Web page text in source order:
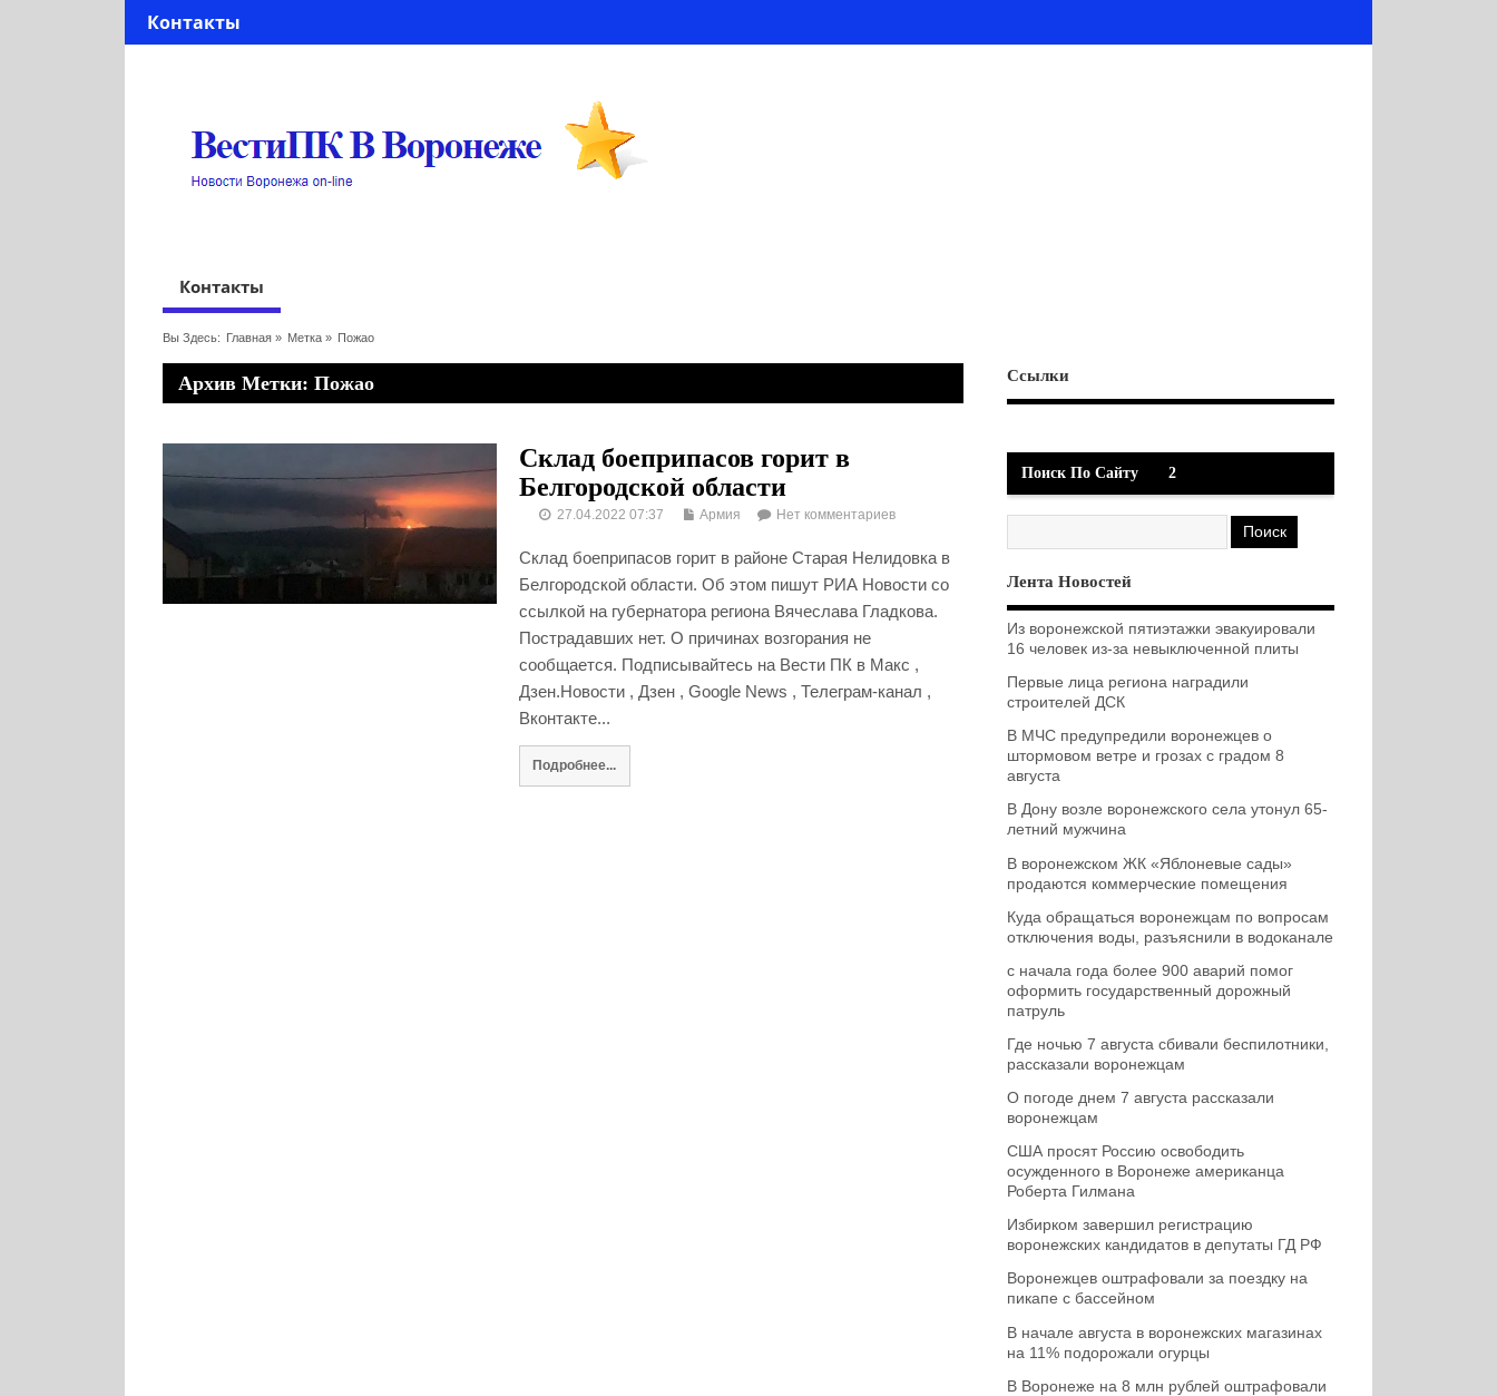
Контакты
Контакты
Вы Здесь: Главная» Метка » Пожао
Архив Метки: Пожао
Склад боеприпасов горит в
Белгородской области
27.04.2022 07:37 Армия Нет комментариев
Склад боеприпасов горит в районе Старая Нелидовка в
Белгородской области. Об этом пишут РИА Новости со
ссылкой на губернатора региона Вячеслава Гладкова.
Пострадавших нет. О причинах возгорания не
сообщается. Подписывайтесь на Вести ПК в Макс ,
Дзен.Новости , Дзен , Google News , Телеграм-канал ,
Вконтакте...
Подробнее...
Ссылки
Поиск По Сайту 2
Лента Новостей
Из воронежской пятиэтажки эвакуировали
16 человек из-за невыключенной плиты
Первые лица региона наградили
строителей ДСК
В МЧС предупредили воронежцев о
штормовом ветре и грозах с градом 8
августа
В Дону возле воронежского села утонул 65-
летний мужчина
В воронежском ЖК «Яблоневые сады»
продаются коммерческие помещения
Куда обращаться воронежцам по вопросам
отключения воды, разъяснили в водоканале
с начала года более 900 аварий помог
оформить государственный дорожный
патруль
Где ночью 7 августа сбивали беспилотники,
рассказали воронежцам
О погоде днем 7 августа рассказали
воронежцам
США просят Россию освободить
осужденного в Воронеже американца
Роберта Гилмана
Избирком завершил регистрацию
воронежских кандидатов в депутаты ГД РФ
Воронежцев оштрафовали за поездку на
пикапе с бассейном
В начале августа в воронежских магазинах
на 11% подорожали огурцы
В Воронеже на 8 млн рублей оштрафовали